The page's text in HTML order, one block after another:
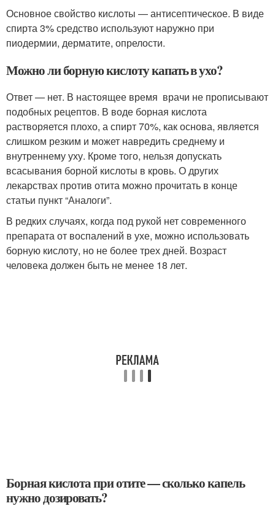
Основное свойство кислоты — антисептическое. В виде
спирта 3% средство используют наружно при
пиодермии, дерматите, опрелости.
Можно ли борную кислоту капать в ухо?
Ответ — нет. В настоящее время врачи не прописывают
подобных рецептов. В воде борная кислота
растворяется плохо, а спирт 70%, как основа, является
слишком резким и может навредить среднему и
внутреннему уху. Кроме того, нельзя допускать
всасывания борной кислоты в кровь. О других
лекарствах против отита можно прочитать в конце
статьи пункт “Аналоги”.
В редких случаях, когда под рукой нет современного
препарата от воспалений в ухе, можно использовать
борную кислоту, но не более трех дней. Возраст
человека должен быть не менее 18 лет.
Борная кислота при отите — сколько капель
нужно дозировать?